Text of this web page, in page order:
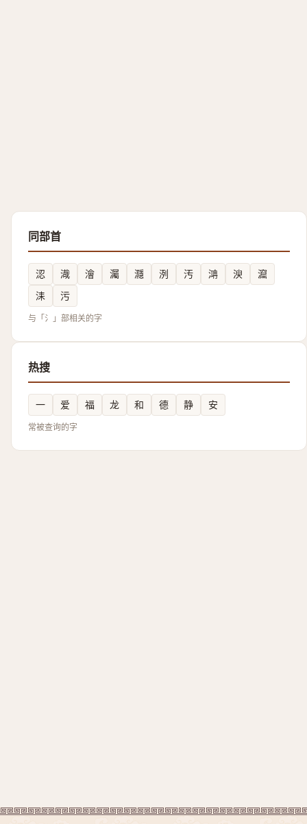
同部首
涊 渽 澮 灟 㶏 洌 汚 㴂 㳛
㵠
洡
污
与「氵」部相关的字
热搜
一 爱 福 龙 和 德 静 安
常被查询的字